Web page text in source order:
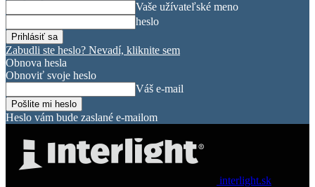
Vaše užívateľské meno
heslo
Zabudli ste heslo? Nevadí, kliknite sem
Obnova hesla
Obnoviť svoje heslo
Váš e-mail
Heslo vám bude zaslané e-mailom
interlight.sk